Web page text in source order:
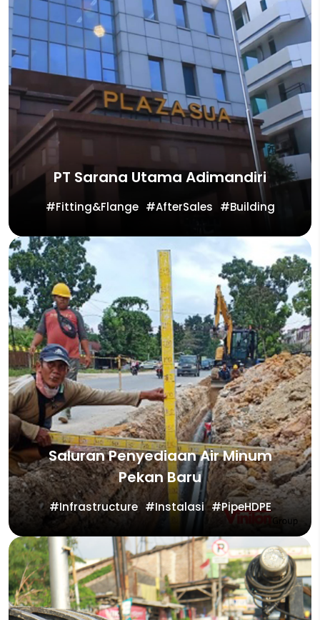
PT Sarana Utama Adimandiri
Fitting&Flange AfterSales Building
Saluran Penyediaan Air Minum
Pekan Baru
Infrastructure Instalasi PipeHDPE